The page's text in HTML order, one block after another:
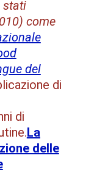
stati
come
del
di
di
La
delle